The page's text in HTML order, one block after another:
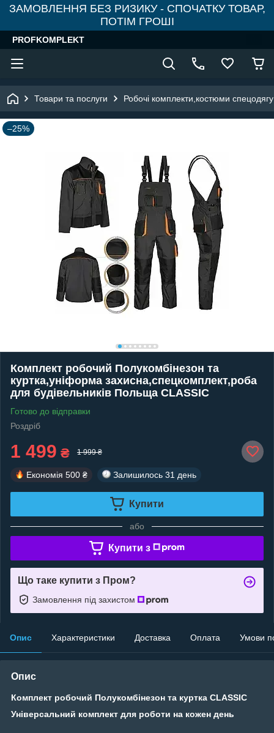
ЗАМОВЛЕННЯ БЕЗ РИЗИКУ - СПОЧАТКУ ТОВАР,
ПОТІМ ГРОШІ
PROFKOMPLEKT
Товари та послуги Робочі комплекти,костюми спецодягу
–25%
Комплект робочий Полукомбінезон та
куртка,уніформа захисна,спецкомплект,роба
для будівельників Польща CLASSIC
Готово до відправки
Роздріб
1 499 ₴ 1 999 ₴
Економія 500 ₴ Залишилось 31 день
Купити
або
Купити з
Що таке купити з Пром?
Замовлення під захистом
Опис Характеристики Доставка Оплата Умови
Опис
Комплект робочий Полукомбінезон та куртка CLASSIC
Універсальний комплект для роботи на кожен день